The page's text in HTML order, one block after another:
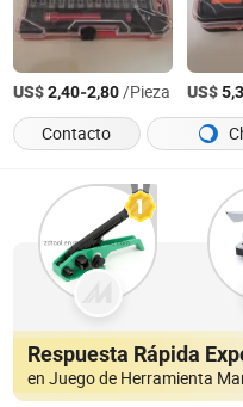
US$2,40-2,80/Pieza US$
Contacto
Respuesta Rápida
en Juego de Herramienta